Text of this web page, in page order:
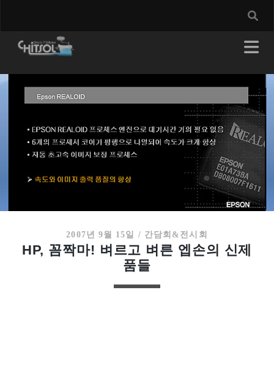
2007년 9월 15일 / 간담회&전시회
HP, 꼼짝마! 벼르고 벼른 엡손의 신제
품들